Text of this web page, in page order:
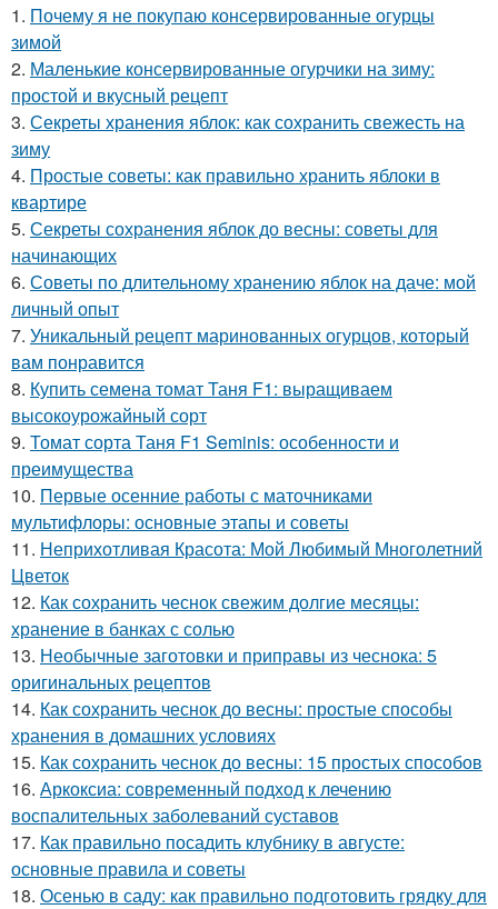
1. Почему я не покупаю консервированные огурцы
зимой
2. Маленькие консервированные огурчики на зиму:
простой и вкусный рецепт
3. Секреты хранения яблок: как сохранить свежесть на
зиму
4. Простые советы: как правильно хранить яблоки в
квартире
5. Секреты сохранения яблок до весны: советы для
начинающих
6. Советы по длительному хранению яблок на даче: мой
личный опыт
7. Уникальный рецепт маринованных огурцов, который
вам понравится
8. Купить семена томат Таня F1: выращиваем
высокоурожайный сорт
9. Томат сорта Таня F1 Seminis: особенности и
преимущества
10. Первые осенние работы с маточниками
мультифлоры: основные этапы и советы
11. Неприхотливая Красота: Мой Любимый Многолетний
Цветок
12. Как сохранить чеснок свежим долгие месяцы:
хранение в банках с солью
13. Необычные заготовки и приправы из чеснока: 5
оригинальных рецептов
14. Как сохранить чеснок до весны: простые способы
хранения в домашних условиях
15. Как сохранить чеснок до весны: 15 простых способов
16. Аркоксиа: современный подход к лечению
воспалительных заболеваний суставов
17. Как правильно посадить клубнику в августе:
основные правила и советы
18. Осенью в саду: как правильно подготовить грядку для